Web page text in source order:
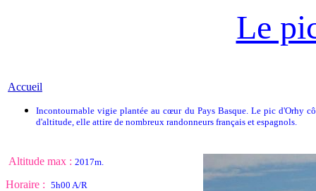
Le
Accueil
Incontournable vigie plantée au cœur du Pays Basque. Le pic d'Orhy
d'altitude, elle attire de nombreux randonneurs français et espagnols.
Altitude max : 2017m.
Horaire : 5h00 A/R